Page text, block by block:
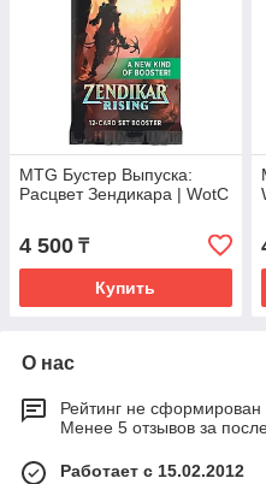
MTG Бустер Выпуска:
Расцвет Зендикара | WotC
4 500 ₸
Купить
О нас
Рейтинг не сформирован
Менее 5 отзывов за
Работает с 15.02.2012